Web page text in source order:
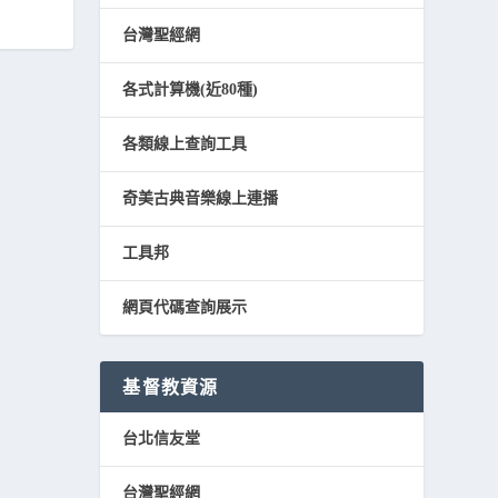
台灣聖經網
各式計算機(近80種)
各類線上查詢工具
奇美古典音樂線上連播
工具邦
網頁代碼查詢展示
基督教資源
台北信友堂
台灣聖經網